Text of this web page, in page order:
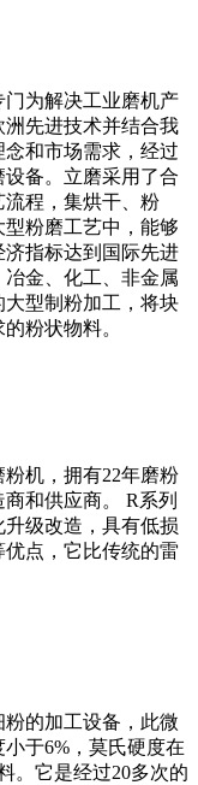
为解决工业磨机产
先进技术并结合我
和市场需求，经过
备。立磨采用了合
程，集烘干、粉
粉磨工艺中，能够
指标达到国际先进
金、化工、非金属
型制粉加工，将块
粉状物料。
机，拥有22年磨粉
和供应商。 R系列
级改造，具有低损
点，它比传统的雷
的加工设备，此微
于6%，莫氏硬度在
。它是经过20多次的